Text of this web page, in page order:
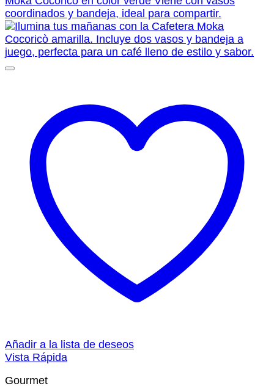
Añadir a la lista de deseos
Vista Rápida
Gourmet